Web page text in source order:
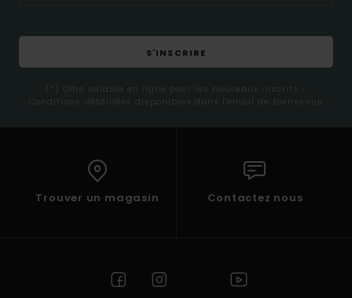
S'INSCRIRE
(*) Offre valable en ligne pour les nouveaux inscrits -
Conditions détaillées disponibles dans l'email de bienvenue
Trouver un magasin Contactez nous